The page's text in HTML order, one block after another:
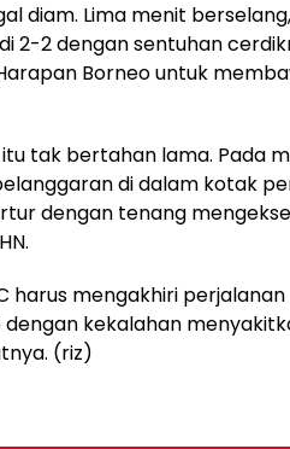
diam. Lima menit
2-2 dengan sentuhan
Borneo untuk
tak bertahan lama. Pada
di dalam kotak
dengan tenang
harus mengakhiri perjalanan
kekalahan
(riz)